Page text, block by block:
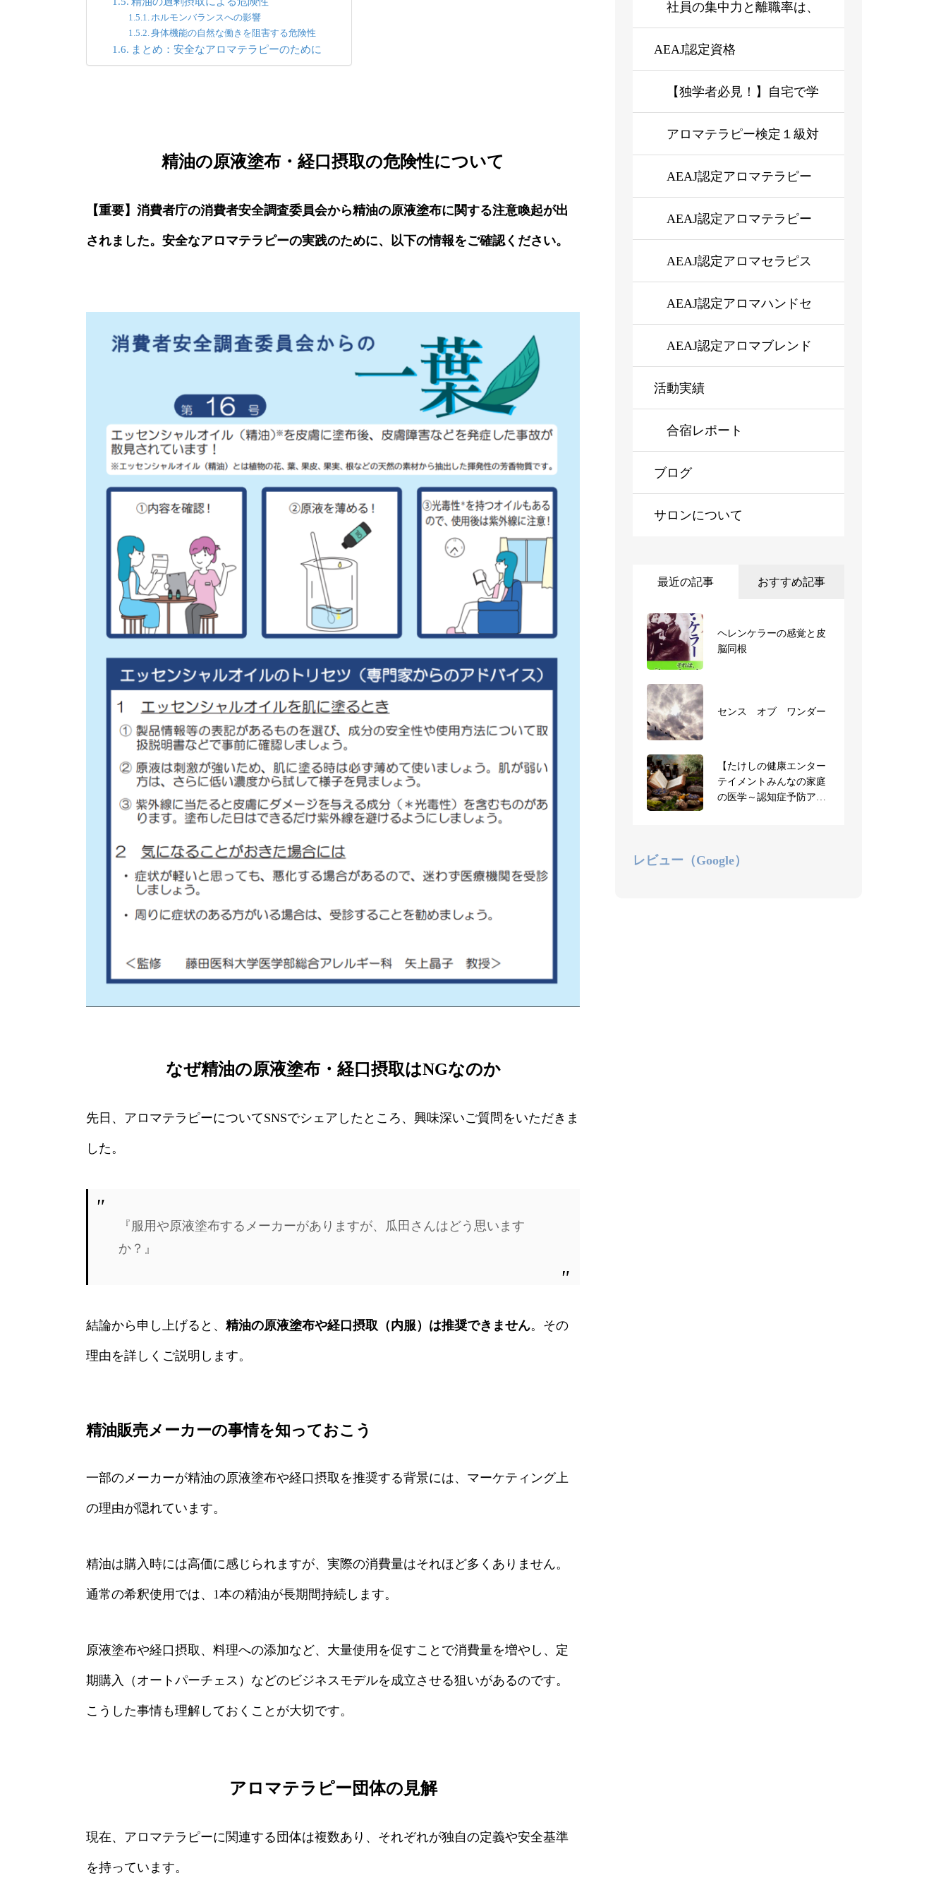
ホルモンバランスへの影響
身体機能の自然な働きを阻害する危険性
まとめ：安全なアロマテラピーのために
精油の原液塗布・経口摂取の危険性について
【重要】消費者庁の消費者安全調査委員会から精油の原液塗布に関する注意喚起が出
されました。安全なアロマテラピーの実践のために、以下の情報をご確認ください。
なぜ精油の原液塗布・経口摂取はNGなのか
先日、アロマテラピーについてSNSでシェアしたところ、興味深いご質問をいただきま
した。
『服用や原液塗布するメーカーがありますが、瓜田さんはどう思います
か？』
結論から申し上げると、 精油の原液塗布や経口摂取（内服）は推奨できません。その
理由を詳しくご説明します。
精油販売メーカーの事情を知っておこう
一部のメーカーが精油の原液塗布や経口摂取を推奨する背景には、マーケティング上
の理由が隠れています。
精油は購入時には高価に感じられますが、実際の消費量はそれほど多くありません。
通常の希釈使用では、1本の精油が長期間持続します。
原液塗布や経口摂取、料理への添加など、大量使用を促すことで消費量を増やし、定
期購入（オートパーチェス）などのビジネスモデルを成立させる狙いがあるのです。
こうした事情も理解しておくことが大切です。
アロマテラピー団体の見解
現在、アロマテラピーに関連する団体は複数あり、それぞれが独自の定義や安全基準
を持っています。
る仕組みをわかりやすく解
説
ではなく状態管理にある
社員の集中力と離職率は、
なぜ下がるのか？企業に必
要なストレスマネジメント
研修とは？
AEAJ認定資格
【独学者必見！】自宅で学
ぶAEAJアロマテラピーイ
ンストラクター、アロマセ
ラピスト資格取得の新コー
ス登場！
アロマテラピー検定１級対
応講座【オンデマンド or
対面】
AEAJ認定アロマテラピー
アドバイザー資格対応講座
AEAJ認定アロマテラピー
インストラクター資格対応
講座
AEAJ認定アロマセラピス
ト資格対応講座
AEAJ認定アロマハンドセ
ラピスト資格対応コース※
オンライン対応可
AEAJ認定アロマブレンド
デザイナー資格対応コース
※オンライン対応可
活動実績
合宿レポート
ブログ
サロンについて
最近の記事 おすすめ記事
ヘレンケラーの感覚と皮
脳同根
センス オブ ワンダー
【たけしの健康エンター
テイメントみんなの家庭
の医学～認知症予防アロ
【お知らせ】3月短期集
中で一気に取得！AEAJ認
アロマセラピスト合宿に
ご参加の受講生のご感想
【お知らせ】AEAJ共通学
科試験、本日より申込み
レビュー（Google）